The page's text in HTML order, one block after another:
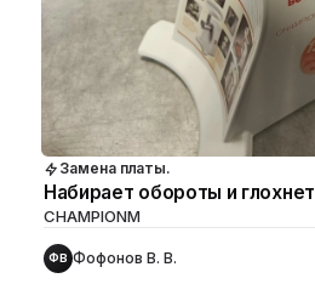
Замена платы.
Набирает обороты и глохнет
CHAMPIONM
ФВ Фофонов В. В.